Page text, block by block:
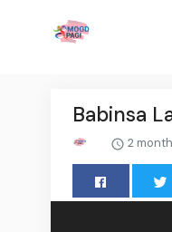
Babinsa
2